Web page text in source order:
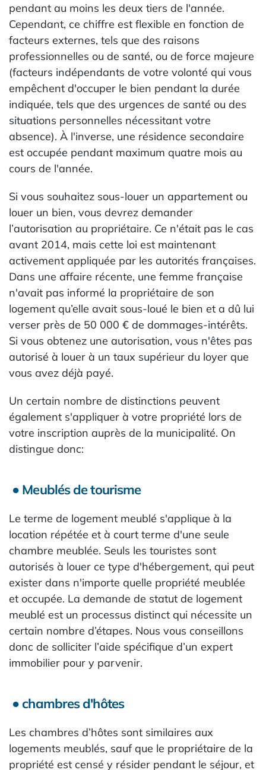
pendant au moins les deux tiers de l'année.
Cependant, ce chiffre est flexible en fonction de
facteurs externes, tels que des raisons
professionnelles ou de santé, ou de force majeure
(facteurs indépendants de votre volonté qui vous
empêchent d'occuper le bien pendant la durée
indiquée, tels que des urgences de santé ou des
situations personnelles nécessitant votre
absence). À l'inverse, une résidence secondaire
est occupée pendant maximum quatre mois au
cours de l'année.
Si vous souhaitez sous-louer un appartement ou
louer un bien, vous devrez demander
l’autorisation au propriétaire. Ce n'était pas le cas
avant 2014, mais cette loi est maintenant
activement appliquée par les autorités françaises.
Dans une affaire récente, une femme française
n'avait pas informé la propriétaire de son
logement qu’elle avait sous-loué le bien et a dû lui
verser près de 50 000 € de dommages-intérêts.
Si vous obtenez une autorisation, vous n'êtes pas
autorisé à louer à un taux supérieur du loyer que
vous avez déjà payé.
Un certain nombre de distinctions peuvent
également s'appliquer à votre propriété lors de
votre inscription auprès de la municipalité. On
distingue donc:
● Meublés de tourisme
Le terme de logement meublé s'applique à la
location répétée et à court terme d'une seule
chambre meublée. Seuls les touristes sont
autorisés à louer ce type d'hébergement, qui peut
exister dans n'importe quelle propriété meublée
et occupée. La demande de statut de logement
meublé est un processus distinct qui nécessite un
certain nombre d’étapes. Nous vous conseillons
donc de solliciter l’aide spécifique d’un expert
immobilier pour y parvenir.
● chambres d'hôtes
Les chambres d’hôtes sont similaires aux
logements meublés, sauf que le propriétaire de la
propriété est censé y résider pendant le séjour, et